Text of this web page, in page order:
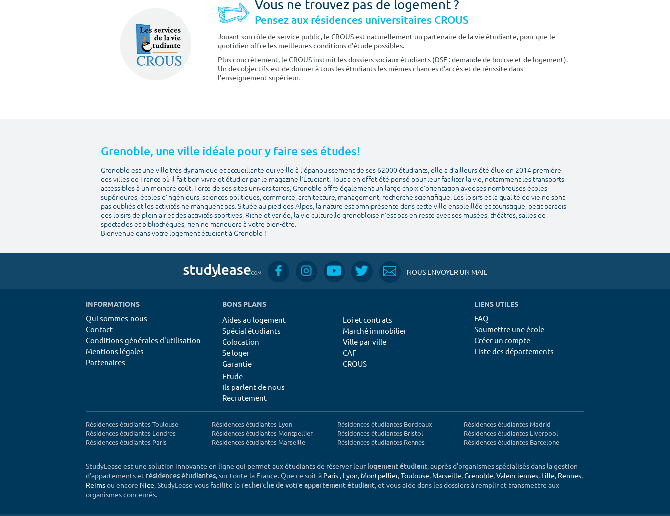
Vous ne trouvez pas de logement ?
Pensez aux résidences universitaires CROUS
Jouant son rôle de service public, le CROUS est naturellement un partenaire de la vie étudiante, pour que le
quotidien offre les meilleures conditions d'étude possibles.
Plus concrètement, le CROUS instruit les dossiers sociaux étudiants (DSE : demande de bourse et de logement).
Un des objectifs est de donner à tous les étudiants les mêmes chances d'accès et de réussite dans
l'enseignement supérieur.
Grenoble, une ville idéale pour y faire ses études!
Grenoble est une ville très dynamique et accueillante qui veille à l'épanouissement de ses 62000 étudiants, elle a d'ailleurs été élue en 2014 première
des villes de France où il fait bon vivre et étudier par le magazine l'Étudiant. Tout a en effet été pensé pour leur faciliter la vie, notamment les transports
accessibles à un moindre coût. Forte de ses sites universitaires, Grenoble offre également un large choix d'orientation avec ses nombreuses écoles
supérieures, écoles d'ingénieurs, sciences politiques, commerce, architecture, management, recherche scientifique. Les loisirs et la qualité de vie ne sont
pas oubliés et les activités ne manquent pas. Située au pied des Alpes, la nature est omniprésente dans cette ville ensoleillée et touristique, petit paradis
des loisirs de plein air et des activités sportives. Riche et variée, la vie culturelle grenobloise n'est pas en reste avec ses musées, théâtres, salles de
spectacles et bibliothèques, rien ne manquera à votre bien-être.
Bienvenue dans votre logement étudiant à Grenoble !
NOUS ENVOYER UN MAIL
INFORMATIONS
Qui sommes-nous
Contact
Conditions générales d'utilisation
Mentions légales
Partenaires
BONS PLANS
Aides au logement
Spécial étudiants
Colocation
Se loger
Garantie
Loi et contrats
Marché immobilier
Ville par ville
CAF
CROUS
Etude
Ils parlent de nous
Recrutement
LIENS UTILES
FAQ
Soumettre une école
Créer un compte
Liste des départements
Résidences étudiantes Toulouse
Résidences étudiantes Londres
Résidences étudiantes Paris
Résidences étudiantes Lyon
Résidences étudiantes Montpellier
Résidences étudiantes Marseille
Résidences étudiantes Bordeaux
Résidences étudiantes Bristol
Résidences étudiantes Rennes
Résidences étudiantes Madrid
Résidences étudiantes Liverpool
Résidences étudiantes Barcelone
StudyLease est une solution innovante en ligne qui permet aux étudiants de réserver leurlogement étudiant, auprès d'organismes spécialisés dans la gestion
d'appartements et résidences étudiantes, sur toute la France. Que ce soit à Paris , Lyon, Montpellier,Toulouse, Marseille,Grenoble,Valenciennes, Lille, Rennes,
Reimsou encore Nice, StudyLease vous facilite la recherche de votre appartement étudiant, et vous aide dans les dossiers à remplir et transmettre aux
organismes concernés.